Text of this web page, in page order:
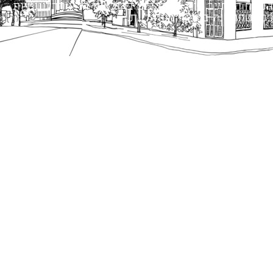
הנוסח המחייב הוא זה הקבוע בהוראות הדין הרלוונטיות
כפי שתהיינה בתוקף מעת לעת.